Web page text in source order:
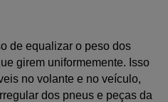
de equalizar o peso dos
girem uniformemente. Isso
no volante e no veículo,
dos pneus e peças da